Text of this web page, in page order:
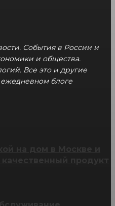
События в России и
и общества.
Все это и другие
блоге